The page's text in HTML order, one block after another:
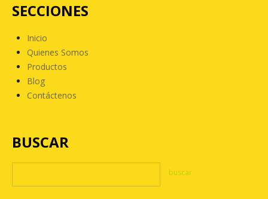
SECCIONES
Inicio
Quienes Somos
Productos
Blog
Contáctenos
BUSCAR